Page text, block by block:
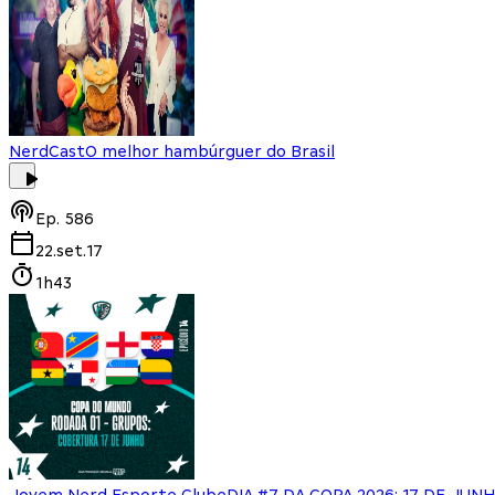
NerdCastO melhor hambúrguer do Brasil
Ep. 586
22.set.17
1h43